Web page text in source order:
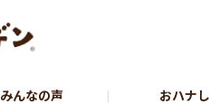
みんなの声 おハナし